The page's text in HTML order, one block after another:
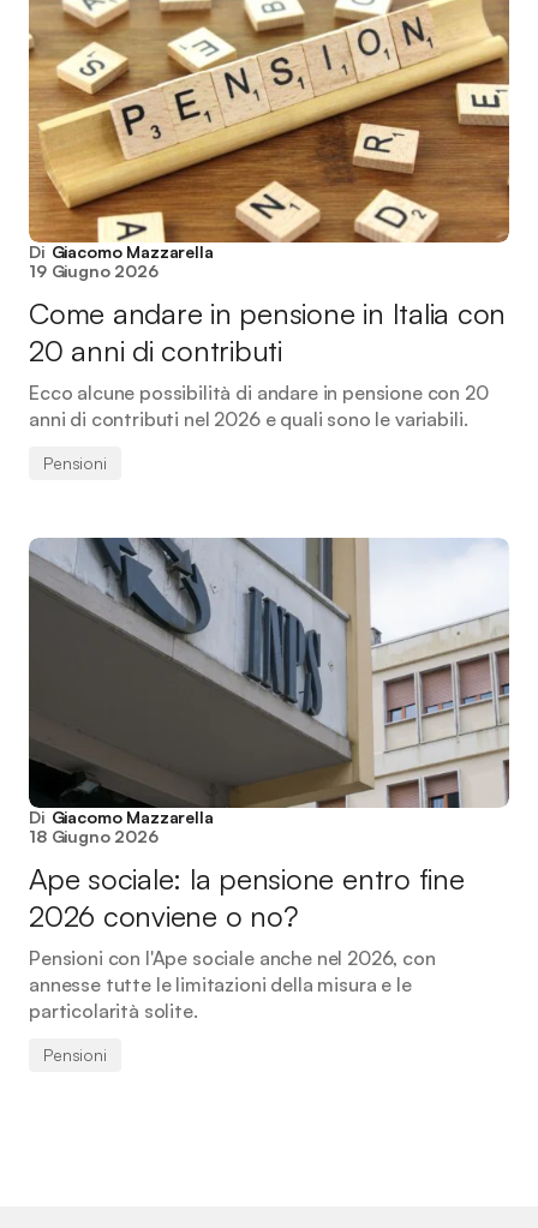
Di Giacomo Mazzarella
19 Giugno 2026
Come andare in pensione in Italia con
20 anni di contributi
Ecco alcune possibilità di andare in pensione con 20
anni di contributi nel 2026 e quali sono le variabili.
Pensioni
Di Giacomo Mazzarella
18 Giugno 2026
Ape sociale: la pensione entro fine
2026 conviene o no?
Pensioni con l'Ape sociale anche nel 2026, con
annesse tutte le limitazioni della misura e le
particolarità solite.
Pensioni